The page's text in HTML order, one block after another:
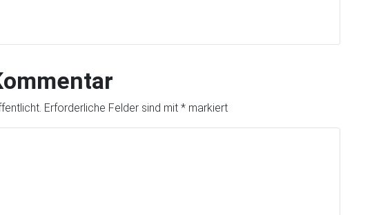
Erforderliche Felder sind mit * markiert